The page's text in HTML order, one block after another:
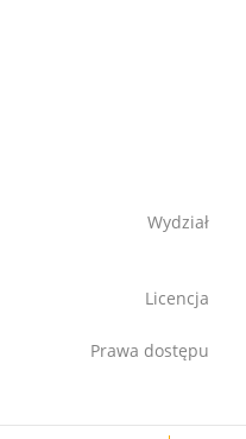
Wydział
Licencja
Prawa dostępu